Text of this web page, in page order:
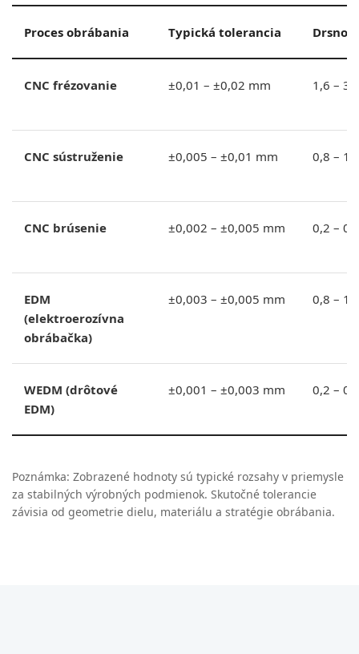
Proces obrábania Typická tolerancia
CNC frézovanie ±0,01 – ±0,02 mm 1,6 –
CNC sústruženie ±0,005 – ±0,01 mm 0,8 –
CNC brúsenie ±0,002 – ±0,005 mm 0,2 –
EDM
(elektroerozívna
obrábačka)
±0,003 – ±0,005 mm 0,8 –
WEDM (drôtové
EDM)
±0,001 – ±0,003 mm 0,2 –
Poznámka: Zobrazené hodnoty sú typické rozsahy v priemysle
za stabilných výrobných podmienok. Skutočné tolerancie
závisia od geometrie dielu, materiálu a stratégie obrábania.